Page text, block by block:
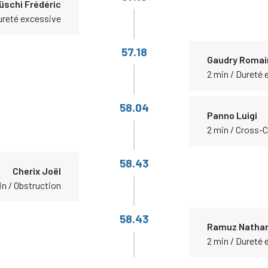
Frédéric
excessive
57.18
Gaudry
2 min / Dureté
58.04
Panno Luigi
2 min / Cross-
Cherix Joël
/ Obstruction
58.43
58.43
Ramuz
2 min / Dureté